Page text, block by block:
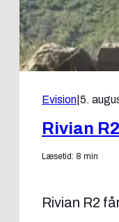
Evision 5.
Rivian
Læsetid: 8 min
Rivian R2